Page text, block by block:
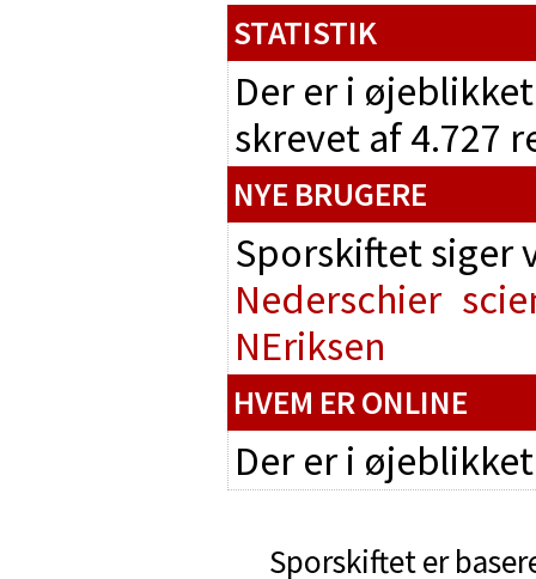
STATISTIK
Der er i
skrevet af 4.727
NYE BRUGERE
Sporskiftet
Nederschier
NEriksen
HVEM ER ONLINE
Der er i
Sporskiftet er